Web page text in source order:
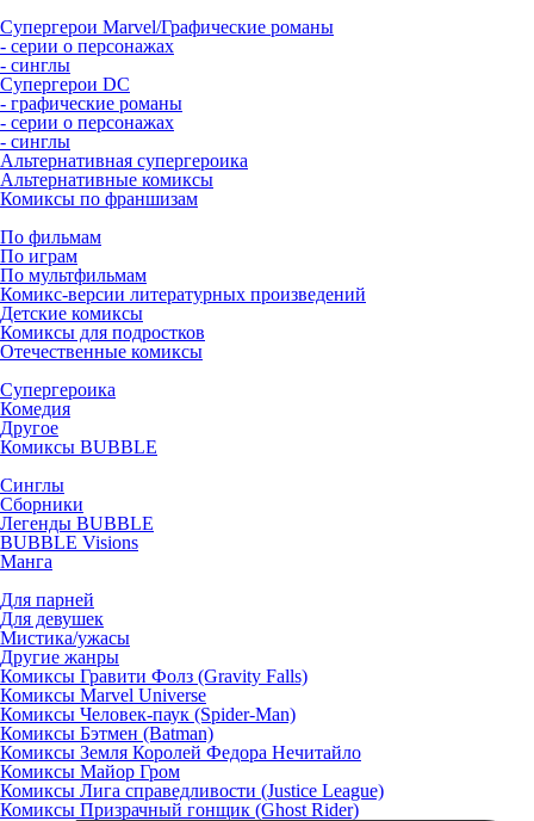
Супергерои Marvel/Графические романы
- серии о персонажах
- синглы
Супергерои DC
- графические романы
- серии о персонажах
- синглы
Альтернативная супергероика
Альтернативные комиксы
Комиксы по франшизам
По фильмам
По играм
По мультфильмам
Комикс-версии литературных произведений
Детские комиксы
Комиксы для подростков
Отечественные комиксы
Супергероика
Комедия
Другое
Комиксы BUBBLE
Синглы
Сборники
Легенды BUBBLE
BUBBLE Visions
Манга
Для парней
Для девушек
Мистика/ужасы
Другие жанры
Комиксы Гравити Фолз (Gravity Falls)
Комиксы Marvel Universe
Комиксы Человек-паук (Spider-Man)
Комиксы Бэтмен (Batman)
Комиксы Земля Королей Федора Нечитайло
Комиксы Майор Гром
Комиксы Лига справедливости (Justice League)
Комиксы Призрачный гонщик (Ghost Rider)